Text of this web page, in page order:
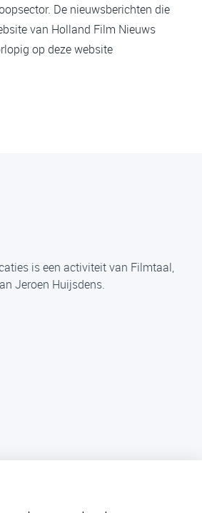
De nieuwsberichten die
van Holland Film Nieuws
op deze website
is een activiteit van Filmtaal,
Jeroen Huijsdens.